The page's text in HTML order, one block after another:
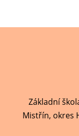
Základní
Mistřín, okres